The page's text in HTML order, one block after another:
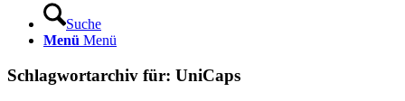
Suche
Menü Menü
Schlagwortarchiv für: UniCaps